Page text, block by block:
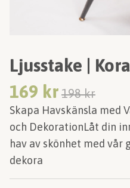
Ljusstake |
169 kr 198 kr
Skapa Havskänsla med
och DekorationLåt din
hav av skönhet med vår
dekora